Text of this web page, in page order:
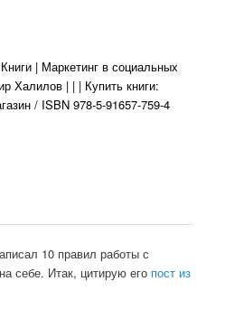
| Маркетинг в социальных
Халилов | | | Купить книги:
/ ISBN 978-5-91657-759-4
10 правил работы с
себе. Итак, цитирую его пост из